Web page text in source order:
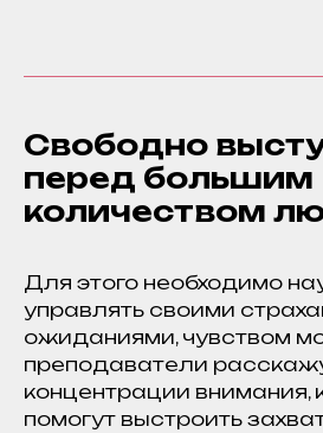
Свободно
перед большим
количеством
Для этого необходимо
управлять своими
ожиданиями, чувством
преподаватели
концентрации внимания,
помогут выстроить